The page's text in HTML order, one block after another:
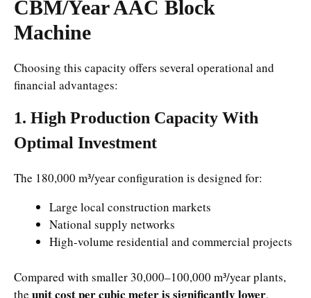
CBM/Year AAC Block
Machine
Choosing this capacity offers several operational and
financial advantages:
1. High Production Capacity With
Optimal Investment
The 180,000 m³/year configuration is designed for:
Large local construction markets
National supply networks
High-volume residential and commercial projects
Compared with smaller 30,000–100,000 m³/year plants,
the unit cost per cubic meter is significantly lower,